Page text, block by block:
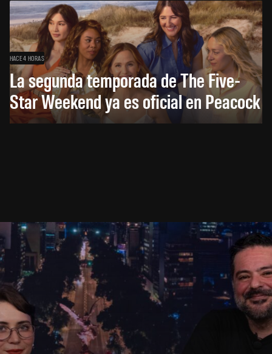
HACE 4 HORAS
La segunda temporada de The Five-
Star Weekend ya es oficial en Peacock